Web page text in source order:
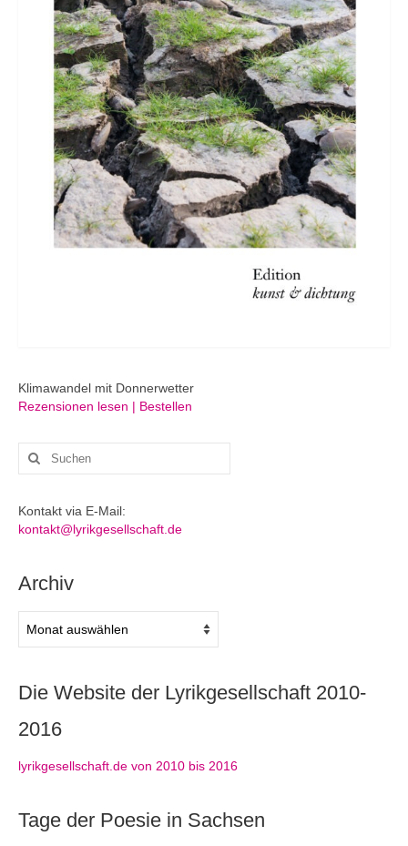
Klimawandel mit Donnerwetter
Rezensionen lesen | Bestellen
Suchen
nach:
Kontakt via E-Mail:
kontakt@lyrikgesellschaft.de
Archiv
Die Website der Lyrikgesellschaft 2010-
2016
lyrikgesellschaft.de von 2010 bis 2016
Tage der Poesie in Sachsen